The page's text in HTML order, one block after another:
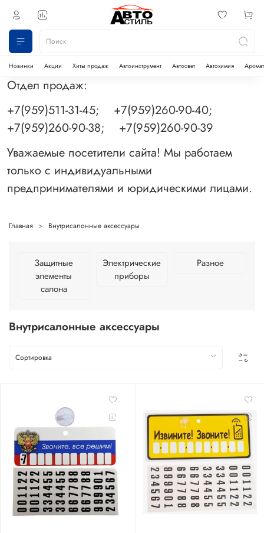
Новинки Акции Хиты продаж Автоинструмент Автосвет Автохимия
Отдел продаж:
+7(959)511-31-45; +7(959)260-90-40;
+7(959)260-90-38; +7(959)260-90-39
Уважаемые посетители сайта! Мы работаем
только с индивидуальными
предпринимателями и юридическими лицами.
Главная Внутрисалонные аксессуары
Защитные
элементы
салона
Электрические
приборы
Разное
Внутрисалонные аксессуары